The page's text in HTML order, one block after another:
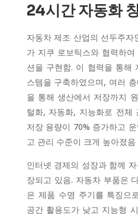
24시간 자동화
자동차 제조 산업의 선두주
가 지쿠 로보틱스와 협력하
션을 구현함. 이 협력을 통해
스템을 구축하였으며, 여러
을 통해 생산에서 저장까지
털화, 자동화, 지능화로 전체
저장 용량이 70% 증가하고
고 관리 수준이 크게 높아졌음
인터넷 경제의 성장과 함께
장되고 있음. 자동차 부품은
은 제품 수명 주기를 특징으
공간 활용도가 낮고 지능형